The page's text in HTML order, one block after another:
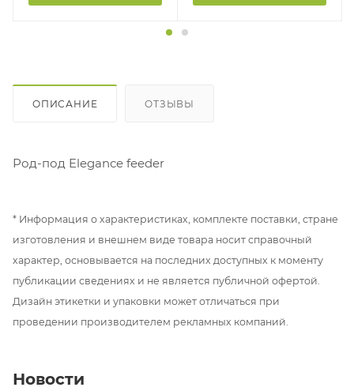
ОПИСАНИЕ ОТЗЫВЫ
Род-под Elegance feeder
* Информация о характеристиках, комплекте поставки, стране
изготовления и внешнем виде товара носит справочный
характер, основывается на последних доступных к моменту
публикации сведениях и не является публичной офертой.
Дизайн этикетки и упаковки может отличаться при
проведении производителем рекламных компаний.
Новости